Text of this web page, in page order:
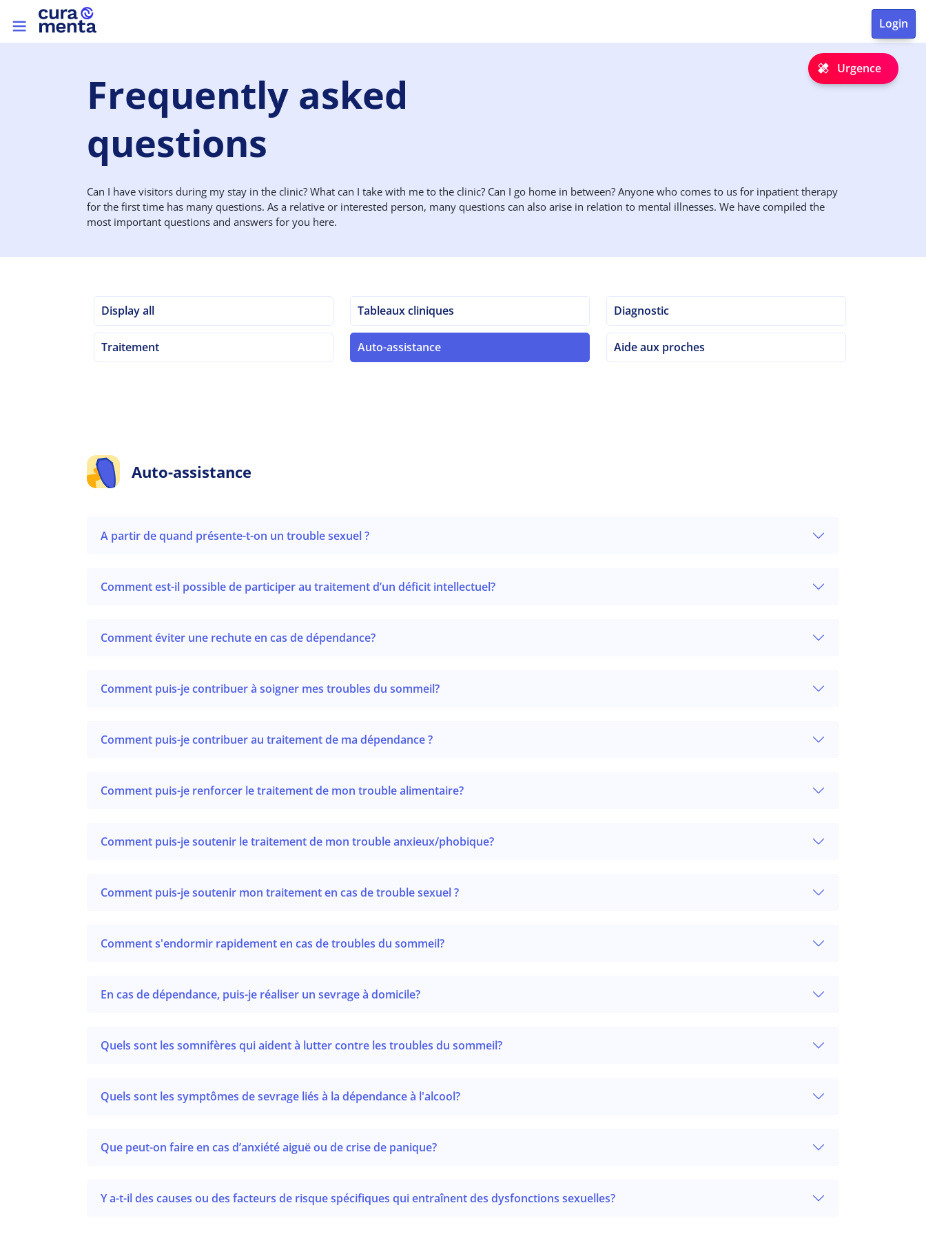
Aller au contenu principal
Top menu
Urgence
Frequently asked
questions
Can I have visitors during my stay in the clinic? What can I take with me to the clinic? Can I go home in between? Anyone who comes to us for inpatient therapy
for the first time has many questions. As a relative or interested person, many questions can also arise in relation to mental illnesses. We have compiled the
most important questions and answers for you here.
Display all Tableaux cliniques Diagnostic
Traitement Auto-assistance Aide aux proches
Auto-assistance
A partir de quand présente-t-on un trouble sexuel ?
Comment est-il possible de participer au traitement d’un déficit intellectuel?
Comment éviter une rechute en cas de dépendance?
Comment puis-je contribuer à soigner mes troubles du sommeil?
Comment puis-je contribuer au traitement de ma dépendance ?
Comment puis-je renforcer le traitement de mon trouble alimentaire?
Comment puis-je soutenir le traitement de mon trouble anxieux/phobique?
Comment puis-je soutenir mon traitement en cas de trouble sexuel ?
Comment s'endormir rapidement en cas de troubles du sommeil?
En cas de dépendance, puis-je réaliser un sevrage à domicile?
Quels sont les somnifères qui aident à lutter contre les troubles du sommeil?
Quels sont les symptômes de sevrage liés à la dépendance à l'alcool?
Que peut-on faire en cas d’anxiété aiguë ou de crise de panique?
Y a-t-il des causes ou des facteurs de risque spécifiques qui entraînent des dysfonctions sexuelles?